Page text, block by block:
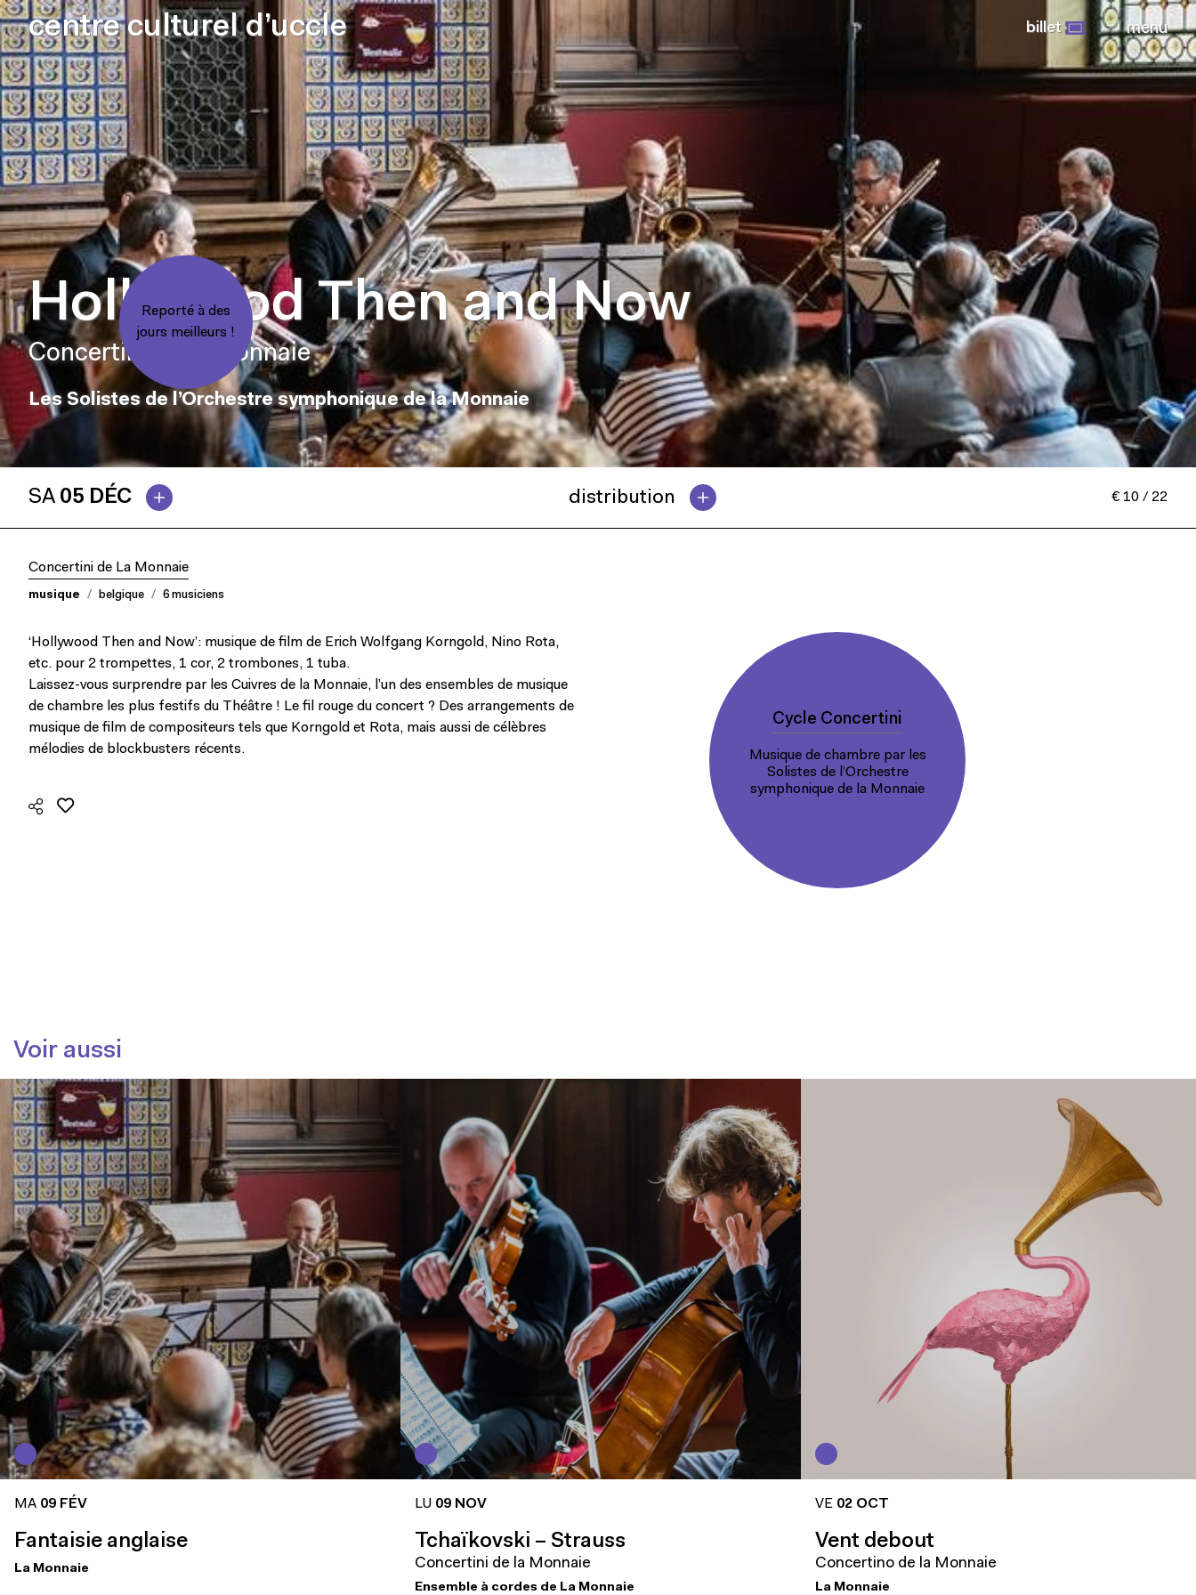
centre culturel d’uccle billet menu
Reporté à des
jours meilleurs !
Hollywood Then and Now
Concertini de la Monnaie
Les Solistes de l’Orchestre symphonique de la Monnaie
SA 05 DÉC distribution € 10 / 22
Concertini de La Monnaie
musique belgique 6 musiciens
‘Hollywood Then and Now’: musique de film de Erich Wolfgang Korngold, Nino Rota,
etc. pour 2 trompettes, 1 cor, 2 trombones, 1 tuba.
Laissez-vous surprendre par les Cuivres de la Monnaie, l’un des ensembles de musique
de chambre les plus festifs du Théâtre ! Le fil rouge du concert ? Des arrangements de
musique de film de compositeurs tels que Korngold et Rota, mais aussi de célèbres
mélodies de blockbusters récents.
Cycle Concertini
Musique de chambre par les
Solistes de l’Orchestre
symphonique de la Monnaie
Voir aussi
MA 09 FÉV
Fantaisie anglaise
La Monnaie
LU 09 NOV
Tchaïkovski – Strauss
Concertini de la Monnaie
Ensemble à cordes de La Monnaie
VE 02 OCT
Vent debout
Concertino de la Monnaie
La Monnaie